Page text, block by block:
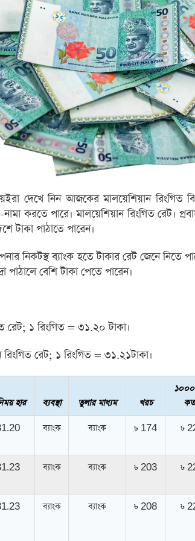
দেখে নিন আজকের মালয়েশিয়ান রিংগিত
করতে পারে। মালয়েশিয়ান রিংগিত রেট।
টাকা পাঠাতে পারেন।
নিকটস্থ ব্যাংক হতে টাকার রেট জেনে নিতে
পাঠালে বেশি টাকা পেতে পারেন।
১ রিংগিত = ৩১.২০ টাকা।
রেট; ১ রিংগিত = ৩১.২১টাকা।
হার ব্যবস্থা তুলার মাধ্যম খরচ
১০০০
কত
ব্যাংক ব্যাংক ৳ 174 ৳
ব্যাংক ব্যাংক ৳ 203 ৳
ব্যাংক ব্যাংক ৳ 208 ৳